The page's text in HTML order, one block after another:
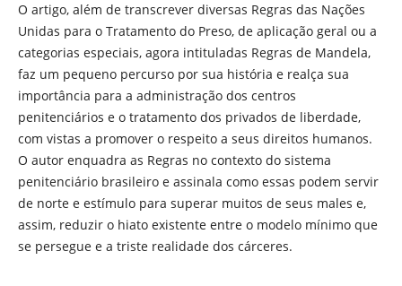
O artigo, além de transcrever diversas Regras das Nações
Unidas para o Tratamento do Preso, de aplicação geral ou a
categorias especiais, agora intituladas Regras de Mandela,
faz um pequeno percurso por sua história e realça sua
importância para a administração dos centros
penitenciários e o tratamento dos privados de liberdade,
com vistas a promover o respeito a seus direitos humanos.
O autor enquadra as Regras no contexto do sistema
penitenciário brasileiro e assinala como essas podem servir
de norte e estímulo para superar muitos de seus males e,
assim, reduzir o hiato existente entre o modelo mínimo que
se persegue e a triste realidade dos cárceres.